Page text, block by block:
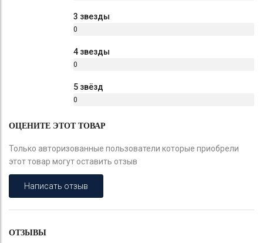
3 звезды
0
4 звезды
0
5 звёзд
0
ОЦЕНИТЕ ЭТОТ ТОВАР
Только авторизованные пользователи которые приобрели
этот товар могут оставить отзыв
Написать отзыв
ОТЗЫВЫ